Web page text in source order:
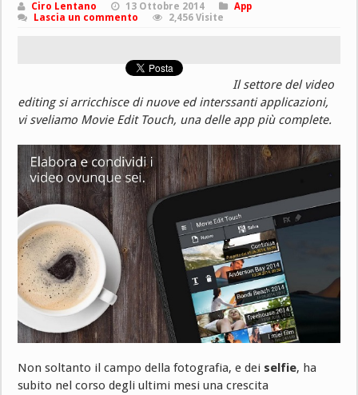
Ciro Lentano 13 Ottobre 2014
App
Lascia un commento
2,456 Visite
Il settore del video
editing si arricchisce di nuove ed interssanti applicazioni,
vi sveliamo Movie Edit Touch, una delle app più complete.
Non soltanto il campo della fotografia, e dei selfie, ha
subito nel corso degli ultimi mesi una crescita